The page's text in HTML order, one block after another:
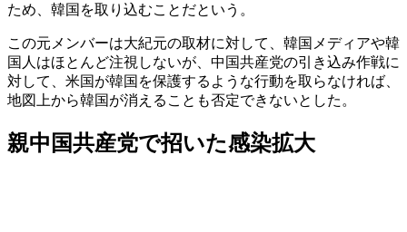
ため、韓国を取り込むことだという。
この元メンバーは大紀元の取材に対して、韓国メディアや韓
国人はほとんど注視しないが、中国共産党の引き込み作戦に
対して、米国が韓国を保護するような行動を取らなければ、
地図上から韓国が消えることも否定できないとした。
親中国共産党で招いた感染拡大